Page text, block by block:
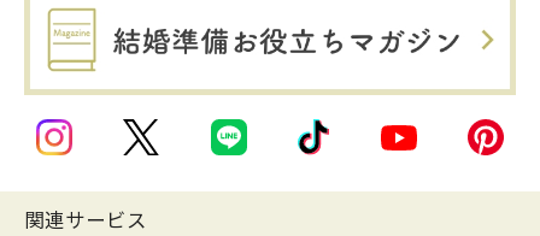
関連サービス